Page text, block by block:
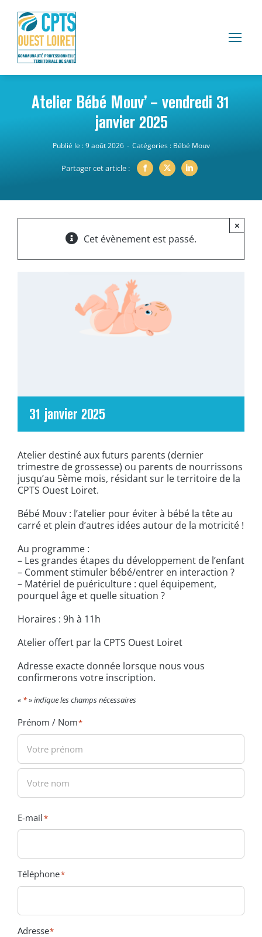
contenu
Atelier Bébé Mouv’ – vendredi 31
janvier 2025
Publié le : 9 août 2026 - Catégories : Bébé Mouv
Partager cet article :
Cet évènement est passé.
×
31 janvier 2025
Atelier destiné aux futurs parents (dernier
trimestre de grossesse) ou parents de nourrissons
jusqu’au 5ème mois, résidant sur le territoire de la
CPTS Ouest Loiret.
Bébé Mouv : l’atelier pour éviter à bébé la tête au
carré et plein d’autres idées autour de la motricité !
Au programme :
– Les grandes étapes du développement de l’enfant
– Comment stimuler bébé/entrer en interaction ?
– Matériel de puériculture : quel équipement,
pourquel âge et quelle situation ?
Horaires : 9h à 11h
Atelier offert par la CPTS Ouest Loiret
Adresse exacte donnée lorsque nous vous
confirmerons votre inscription.
« *» indique les champs nécessaires
Prénom / Nom*
Prénom
E-mail*
Téléphone*
Adresse*